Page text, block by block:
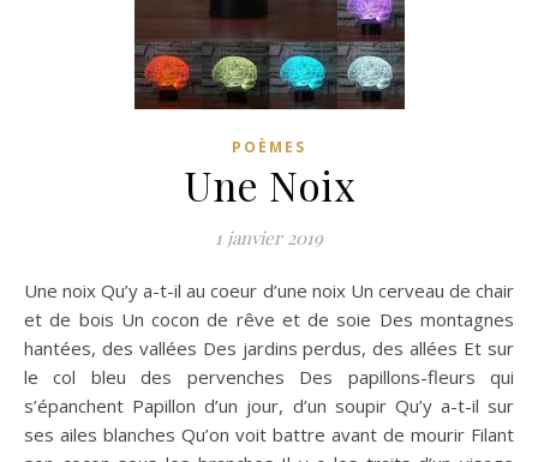
POÈMES
Une Noix
1 janvier 2019
Une noix Qu’y a-t-il au coeur d’une noix Un cerveau de chair
et de bois Un cocon de rêve et de soie Des montagnes
hantées, des vallées Des jardins perdus, des allées Et sur
le col bleu des pervenches Des papillons-fleurs qui
s’épanchent Papillon d’un jour, d’un soupir Qu’y a-t-il sur
ses ailes blanches Qu’on voit battre avant de mourir Filant